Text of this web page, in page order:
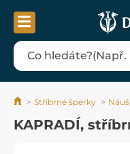
Stříbrné šperky
KAPRADÍ,